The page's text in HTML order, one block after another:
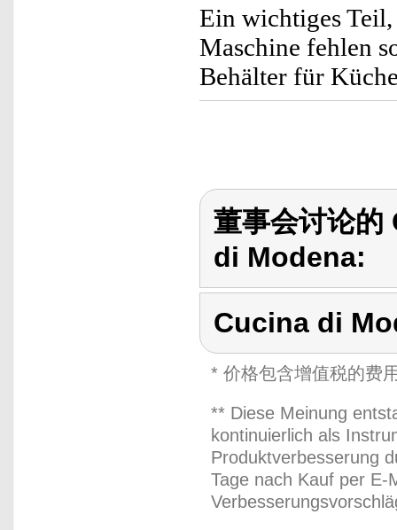
Ein wichtiges Teil,
Maschine fehlen
Behälter für
董事会讨论
di Modena:
Cucina di
* 价格包含增值税的费
** Diese Meinung
kontinuierlich als
Produktverbesserung
Tage nach Kauf per E-